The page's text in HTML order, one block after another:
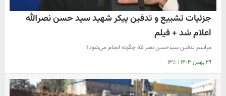
جزئیات تشییع و تدفین پیکر شهید سید حسن نصرالله
اعلام شد + فیلم
مراسم تدفین سیدحسن نصرالله چگونه انجام می‌شود؟
۲۹ بهمن ۱۴۰۳ | ۱۳:۱